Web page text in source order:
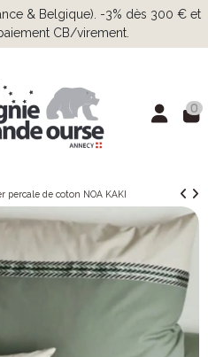
& Belgique). -3% dès 300 € et
CB/virement.
0
percale de coton NOA KAKI